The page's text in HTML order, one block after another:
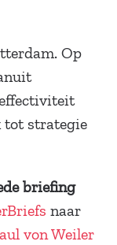
Op
tot strategie
briefing
naar
von Weiler